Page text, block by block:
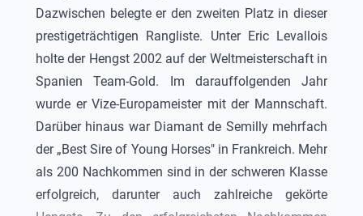
verbuchen. Die Qualifikation zum
Bundeschampionat in Mühlen gewann er mit einer
8,8. Auf dem Bundeschampionat platzierte er sich
im Finale und rangierte auf Platz 4 in der
Qualifikation. Er ging bei den Weltmeisterschaften
der jungen Springpferdein Lanaken an den Start
und als Sieger der ersten Prüfung hervor.
Als Siebenjähriger konnteDiamant de Plaisir II
2024Reservesieger im Hannoveraner
Dazwischen belegte er den zweiten Platz in dieser
prestigeträchtigen Rangliste. Unter Eric Levallois
holte der Hengst 2002 auf der Weltmeisterschaft in
Spanien Team-Gold. Im darauffolgenden Jahr
wurde er Vize-Europameister mit der Mannschaft.
Darüber hinaus war Diamant de Semilly mehrfach
der „Best Sire of Young Horses" in Frankreich. Mehr
als 200 Nachkommen sind in der schweren Klasse
erfolgreich, darunter auch zahlreiche gekörte